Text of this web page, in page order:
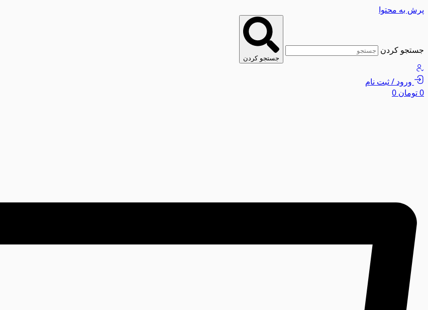
پرش به محتوا
جستجو کردن
جستجو کردن
ورود / ثبت نام
0تومان 0